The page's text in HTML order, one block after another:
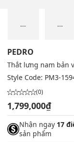
... ...
PEDRO
Thắt lưng nam bản
Style Code: PM3-
(0)
1,799,000₫
Nhận ngay 17
sản phẩm